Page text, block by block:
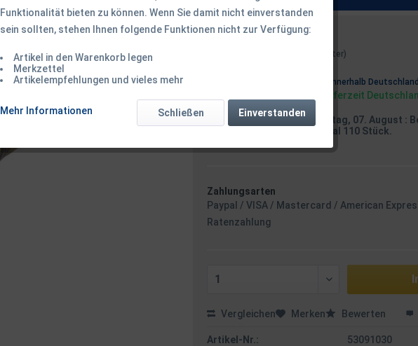
0,29 € *
10 Meter (0,03 € * / 1 Meter)
innerhalb
Sofort versandfertig, Lieferzeit
Versand am Freitag, 07. August :
- maximal 110 Stück.
Zahlungsarten
Paypal / VISA / Mastercard / American
Ratenzahlung
Vergleichen Merken Bewerten
Artikel-Nr.: 53091030
Funktionalität bieten zu können. Wenn Sie damit nicht einverstanden
sein sollten, stehen Ihnen folgende Funktionen nicht zur Verfügung:
Artikel in den Warenkorb legen
Merkzettel
Artikelempfehlungen und vieles mehr
Mehr Informationen Einverstanden
Schließen